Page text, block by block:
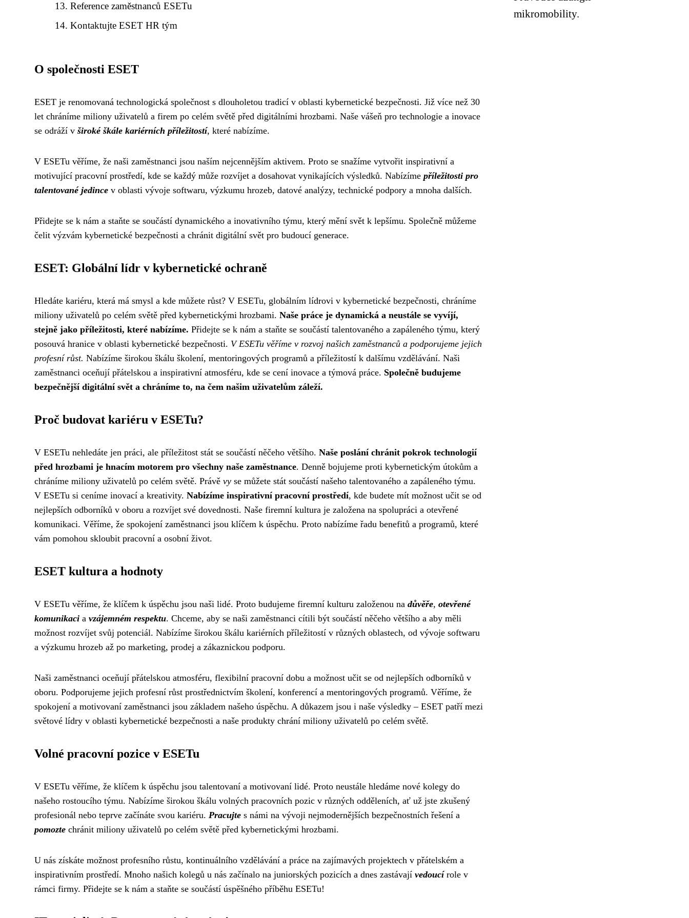
Reference zaměstnanců ESETu
Kontaktujte ESET HR tým
O společnosti ESET
ESET je renomovaná technologická společnost s dlouholetou tradicí v oblasti kybernetické bezpečnosti. Již více než 30
let chráníme miliony uživatelů a firem po celém světě před digitálními hrozbami. Naše vášeň pro technologie a inovace
se odráží v široké škále kariérních příležitostí, které nabízíme.
V ESETu věříme, že naši zaměstnanci jsou naším nejcennějším aktivem. Proto se snažíme vytvořit inspirativní a
motivující pracovní prostředí, kde se každý může rozvíjet a dosahovat vynikajících výsledků. Nabízíme příležitosti pro
talentované jedince v oblasti vývoje softwaru, výzkumu hrozeb, datové analýzy, technické podpory a mnoha dalších.
Přidejte se k nám a staňte se součástí dynamického a inovativního týmu, který mění svět k lepšímu. Společně můžeme
čelit výzvám kybernetické bezpečnosti a chránit digitální svět pro budoucí generace.
ESET: Globální lídr v kybernetické ochraně
Hledáte kariéru, která má smysl a kde můžete růst? V ESETu, globálním lídrovi v kybernetické bezpečnosti, chráníme
miliony uživatelů po celém světě před kybernetickými hrozbami. Naše práce je dynamická a neustále se vyvíjí,
stejně jako příležitosti, které nabízíme. Přidejte se k nám a staňte se součástí talentovaného a zapáleného týmu, který
posouvá hranice v oblasti kybernetické bezpečnosti. V ESETu věříme v rozvoj našich zaměstnanců a podporujeme jejich
profesní růst. Nabízíme širokou škálu školení, mentoringových programů a příležitostí k dalšímu vzdělávání. Naši
zaměstnanci oceňují přátelskou a inspirativní atmosféru, kde se cení inovace a týmová práce. Společně budujeme
bezpečnější digitální svět a chráníme to, na čem našim uživatelům záleží.
Proč budovat kariéru v ESETu?
V ESETu nehledáte jen práci, ale příležitost stát se součástí něčeho většího. Naše poslání chránit pokrok technologií
před hrozbami je hnacím motorem pro všechny naše zaměstnance. Denně bojujeme proti kybernetickým útokům a
chráníme miliony uživatelů po celém světě. Právě vy se můžete stát součástí našeho talentovaného a zapáleného týmu.
V ESETu si ceníme inovací a kreativity. Nabízíme inspirativní pracovní prostředí, kde budete mít možnost učit se od
nejlepších odborníků v oboru a rozvíjet své dovednosti. Naše firemní kultura je založena na spolupráci a otevřené
komunikaci. Věříme, že spokojení zaměstnanci jsou klíčem k úspěchu. Proto nabízíme řadu benefitů a programů, které
vám pomohou skloubit pracovní a osobní život.
ESET kultura a hodnoty
V ESETu věříme, že klíčem k úspěchu jsou naši lidé. Proto budujeme firemní kulturu založenou na důvěře, otevřené
komunikaci a vzájemném respektu. Chceme, aby se naši zaměstnanci cítili být součástí něčeho většího a aby měli
možnost rozvíjet svůj potenciál. Nabízíme širokou škálu kariérních příležitostí v různých oblastech, od vývoje softwaru
a výzkumu hrozeb až po marketing, prodej a zákaznickou podporu.
Naši zaměstnanci oceňují přátelskou atmosféru, flexibilní pracovní dobu a možnost učit se od nejlepších odborníků v
oboru. Podporujeme jejich profesní růst prostřednictvím školení, konferencí a mentoringových programů. Věříme, že
spokojení a motivovaní zaměstnanci jsou základem našeho úspěchu. A důkazem jsou i naše výsledky – ESET patří mezi
světové lídry v oblasti kybernetické bezpečnosti a naše produkty chrání miliony uživatelů po celém světě.
Volné pracovní pozice v ESETu
V ESETu věříme, že klíčem k úspěchu jsou talentovaní a motivovaní lidé. Proto neustále hledáme nové kolegy do
našeho rostoucího týmu. Nabízíme širokou škálu volných pracovních pozic v různých odděleních, ať už jste zkušený
profesionál nebo teprve začínáte svou kariéru. Pracujte s námi na vývoji nejmodernějších bezpečnostních řešení a
pomozte chránit miliony uživatelů po celém světě před kybernetickými hrozbami.
U nás získáte možnost profesního růstu, kontinuálního vzdělávání a práce na zajímavých projektech v přátelském a
inspirativním prostředí. Mnoho našich kolegů u nás začínalo na juniorských pozicích a dnes zastávají vedoucírole v
rámci firmy. Přidejte se k nám a staňte se součástí úspěšného příběhu ESETu!
mikromobility.